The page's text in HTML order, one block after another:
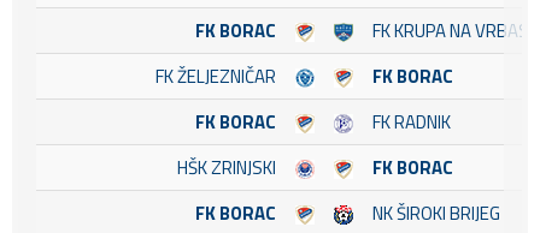
FK BORAC
FK KRUPA NA VRBASU
FK ŽELJEZNIČAR
FK BORAC
FK BORAC
FK RADNIK
HŠK ZRINJSKI
FK BORAC
FK BORAC
NK ŠIROKI BRIJEG